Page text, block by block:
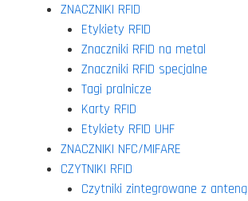
ZNACZNIKI RFID
Etykiety RFID
Znaczniki RFID na metal
Znaczniki RFID specjalne
Tagi pralnicze
Karty RFID
Etykiety RFID UHF
ZNACZNIKI NFC/MIFARE
CZYTNIKI RFID
Czytniki zintegrowane z anteną